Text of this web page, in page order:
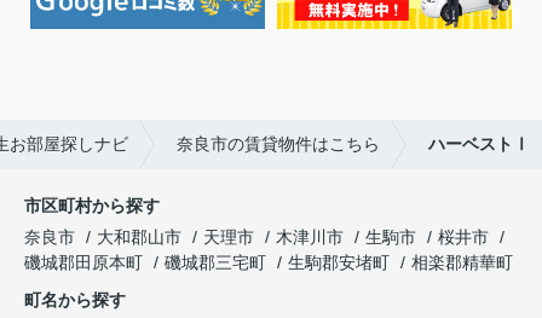
お部屋探しナビ 奈良市の賃貸物件はこちら ハーベストⅠ
市区町村から探す
奈良市
大和郡山市 天理市 木津川市 生駒市
桜井市
磯城郡田原本町
磯城郡三宅町 生駒郡安堵町
相楽郡精華町
町名から探す